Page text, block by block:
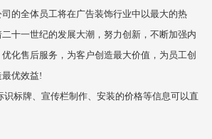
全体员工将在广告装饰行业中以最大的热
十一世纪的发展大潮，努力创新，不断加强内
化售后服务，为客户创造最大价值，为员工创
优效益!
牌、宣传栏制作、安装的价格等信息可以直